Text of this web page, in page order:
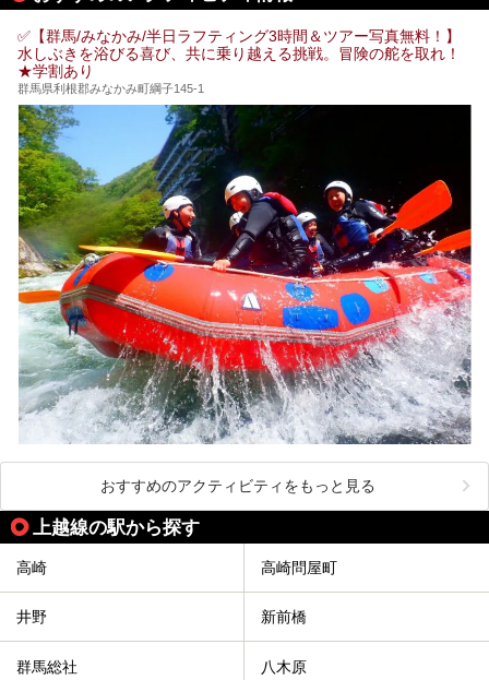
事・客室・共有スペースなど、宿の全貌を徹底紹介します。
✅【群馬/みなかみ/半日ラフティング3時間＆ツアー写真無料！】
水しぶきを浴びる喜び、共に乗り越える挑戦。冒険の舵を取れ！
★学割あり
群馬県利根郡みなかみ町綱子145-1
おすすめのアクティビティをもっと見る
上越線の駅から探す
高崎 高崎問屋町
井野 新前橋
群馬総社 八木原